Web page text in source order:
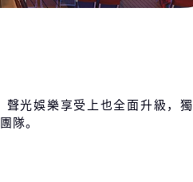
聲光娛樂享受上也全面升級，
隊。